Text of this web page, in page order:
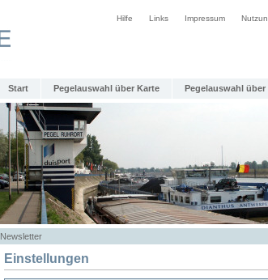
Hilfe Links Impressum
Start Pegelauswahl über Karte Pegelauswahl über
Newsletter
Einstellungen